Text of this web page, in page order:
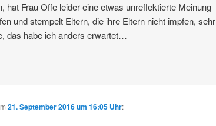
hat Frau Offe leider eine etwas unreflektierte Meinung
und stempelt Eltern, die ihre Eltern nicht impfen, sehr
das habe ich anders erwartet…
21. September 2016 um 16:05 Uhr: